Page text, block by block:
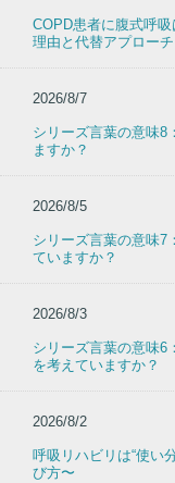
COPD患者に腹式呼
理由と代替アプローチ
2026/8/7
シリーズ言葉の意味8
ますか？
2026/8/5
シリーズ言葉の意味7
ていますか？
2026/8/3
シリーズ言葉の意味6
を考えていますか？
2026/8/2
呼吸リハビリは“使い
び方〜